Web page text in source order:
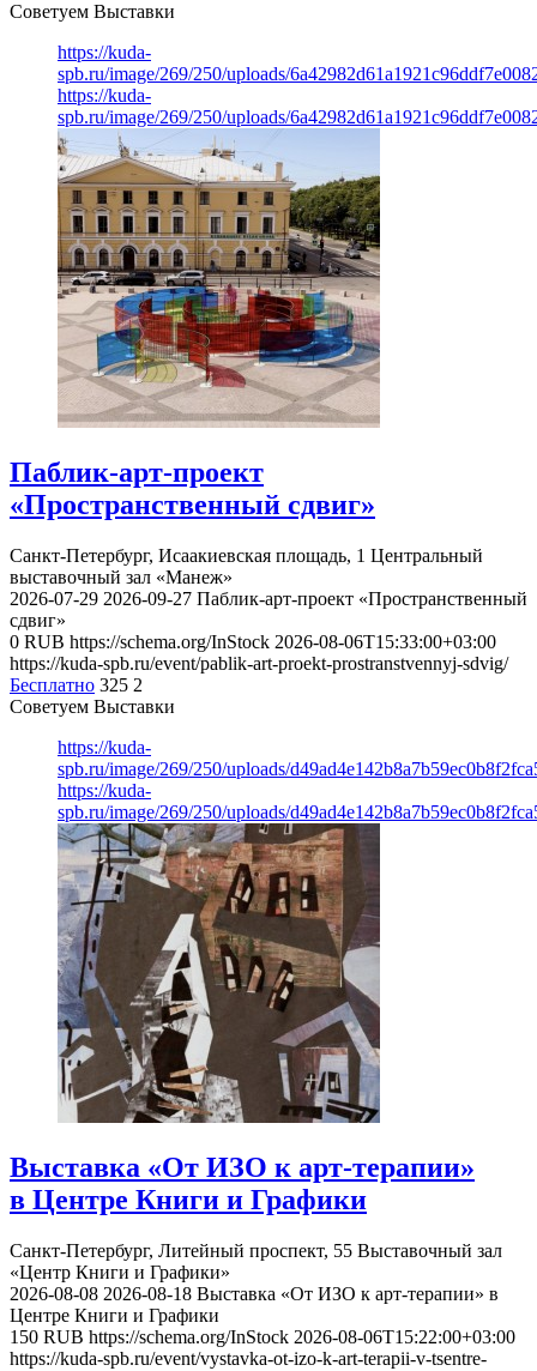
Советуем Выставки
https://kuda-
spb.ru/image/269/250/uploads/
https://kuda-
spb.ru/image/269/250/uploads/
Паблик-арт-проект
«Пространственный сдвиг»
Санкт-Петербург, Исаакиевская площадь, 1 Центральный
выставочный зал «Манеж»
2026-07-29 2026-09-27 Паблик-арт-проект «Пространственный
сдвиг»
0 RUB https://schema.org/InStock 2026-08-06T15:33:00+03:00
https://kuda-spb.ru/event/pablik-art-proekt-prostranstvennyj-sdvig/
Бесплатно 325 2
Советуем Выставки
https://kuda-
spb.ru/image/269/250/uploads/
https://kuda-
spb.ru/image/269/250/uploads/
Выставка «От ИЗО к арт-терапии»
в Центре Книги и Графики
Санкт-Петербург, Литейный проспект, 55 Выставочный зал
«Центр Книги и Графики»
2026-08-08 2026-08-18 Выставка «От ИЗО к арт-терапии» в
Центре Книги и Графики
150 RUB https://schema.org/InStock 2026-08-06T15:22:00+03:00
https://kuda-spb.ru/event/vystavka-ot-izo-k-art-terapii-v-tsentre-